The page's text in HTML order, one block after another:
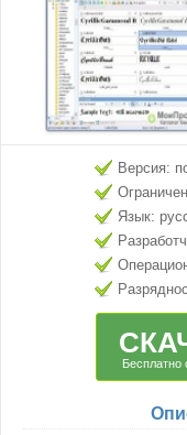
Версия:
Язык: